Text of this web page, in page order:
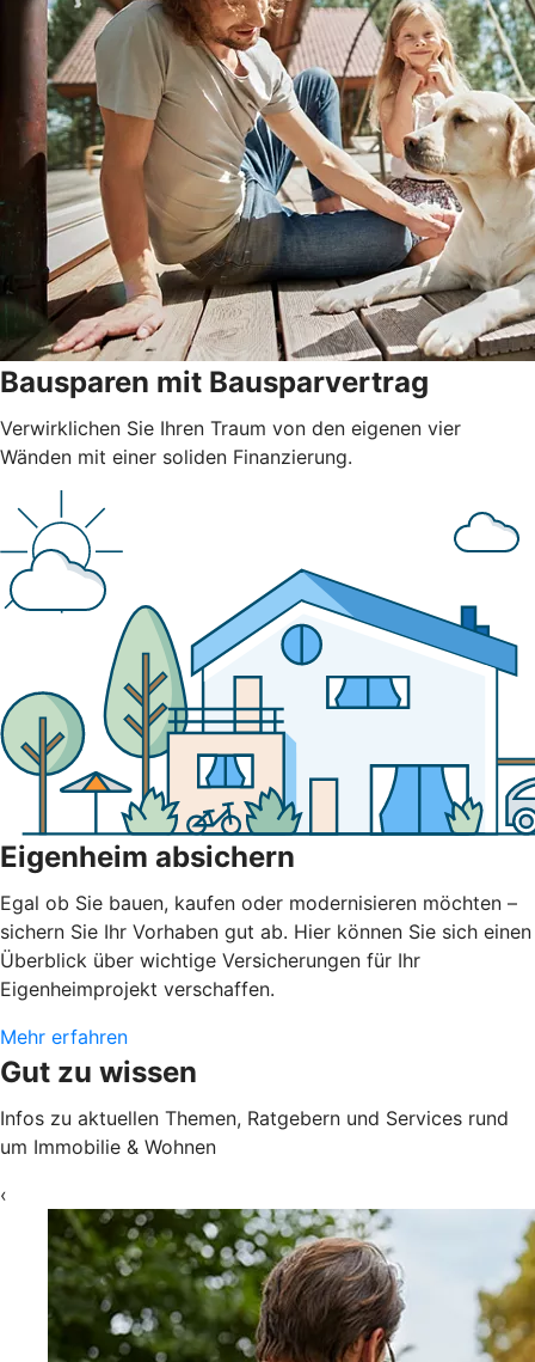
Bausparen mit Bausparvertrag
Verwirklichen Sie Ihren Traum von den eigenen vier
Wänden mit einer soliden Finanzierung.
Eigenheim absichern
Egal ob Sie bauen, kaufen oder modernisieren möchten –
sichern Sie Ihr Vorhaben gut ab. Hier können Sie sich einen
Überblick über wichtige Versicherungen für Ihr
Eigenheimprojekt verschaffen.
Mehr erfahren
Gut zu wissen
Infos zu aktuellen Themen, Ratgebern und Services rund
um Immobilie & Wohnen
‹